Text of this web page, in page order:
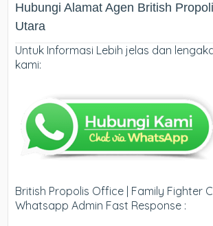
Hubungi Alamat Agen British
Utara
Untuk Informasi Lebih jelas dan
kami:
British Propolis Office | Family Fighter
Whatsapp Admin Fast Response :